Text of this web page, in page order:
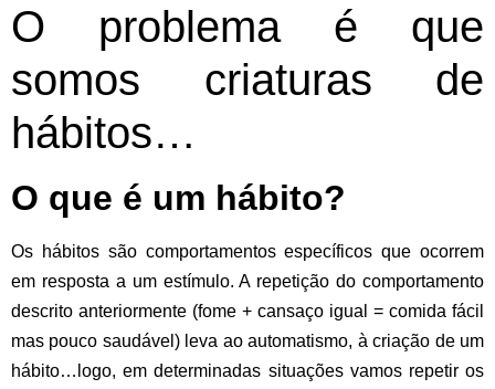
O problema é que
somos criaturas de
hábitos…
O que é um hábito?
Os hábitos são comportamentos específicos que ocorrem
em resposta a um estímulo. A repetição do comportamento
descrito anteriormente (fome + cansaço igual = comida fácil
mas pouco saudável) leva ao automatismo, à criação de um
hábito…logo, em determinadas situações vamos repetir os